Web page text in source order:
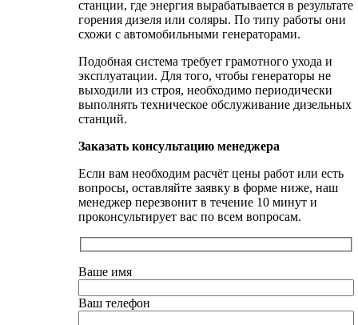
станции, где энергия вырабатывается в результате
горения дизеля или соляры. По типу работы они
схожи с автомобильными генераторами.
Подобная система требует грамотного ухода и
эксплуатации. Для того, чтобы генераторы не
выходили из строя, необходимо периодически
выполнять техническое обслуживание дизельных
станций.
Заказать консультацию менеджера
Если вам необходим расчёт цены работ или есть
вопросы, оставляйте заявку в форме ниже, наш
менеджер перезвонит в течение 10 минут и
проконсультирует вас по всем вопросам.
Ваше имя
Ваш телефон